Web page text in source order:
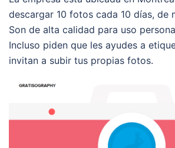
descargar 10 fotos cada 10 días, de
Son de alta calidad para uso
Incluso piden que les ayudes a
invitan a subir tus propias fotos.